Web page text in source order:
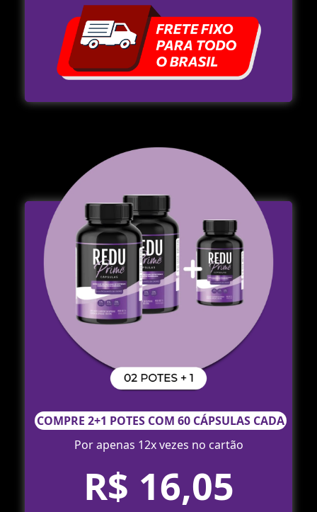
COMPRE 2+1 POTES COM 60 CÁPSULAS CADA
Por apenas 12x vezes no cartão
R$ 16,05